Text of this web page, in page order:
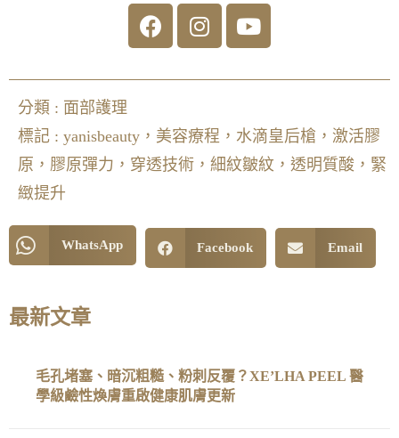
分類 : 面部護理
標記 : yanisbeauty，美容療程，水滴皇后槍，激活膠
原，膠原彈力，穿透技術，細紋皺紋，透明質酸，緊
緻提升
WhatsApp Facebook Email
最新文章
毛孔堵塞、暗沉粗糙、粉刺反覆？XE’LHA PEEL 醫
學級鹼性煥膚重啟健康肌膚更新